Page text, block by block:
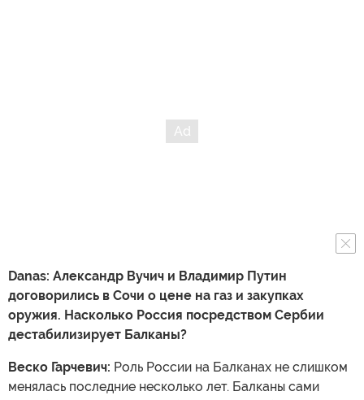
Danas: Александр Вучич и Владимир Путин
договорились в Сочи о цене на газ и закупках
оружия. Насколько Россия посредством Сербии
дестабилизирует Балканы?
Веско Гарчевич: Роль России на Балканах не слишком
менялась последние несколько лет. Балканы сами